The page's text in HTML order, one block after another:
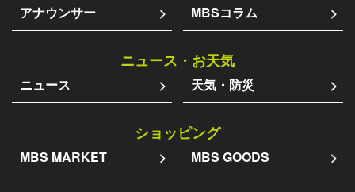
アナウンサー MBSコラム
ニュース・お天気
ニュース 天気・防災
ショッピング
MBS MARKET MBS GOODS